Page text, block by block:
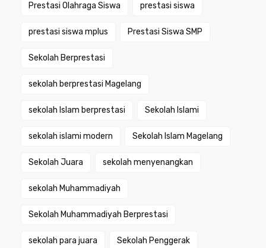
Prestasi Olahraga Siswa prestasi siswa
prestasi siswa mplus Prestasi Siswa SMP
Sekolah Berprestasi
sekolah berprestasi Magelang
sekolah Islam berprestasi Sekolah Islami
sekolah islami modern Sekolah Islam Magelang
Sekolah Juara sekolah menyenangkan
sekolah Muhammadiyah
Sekolah Muhammadiyah Berprestasi
sekolah para juara Sekolah Penggerak